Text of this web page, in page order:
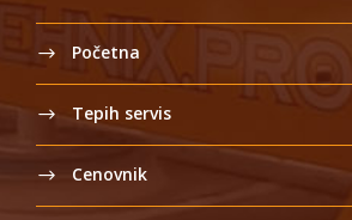
Početna
Tepih servis
Cenovnik